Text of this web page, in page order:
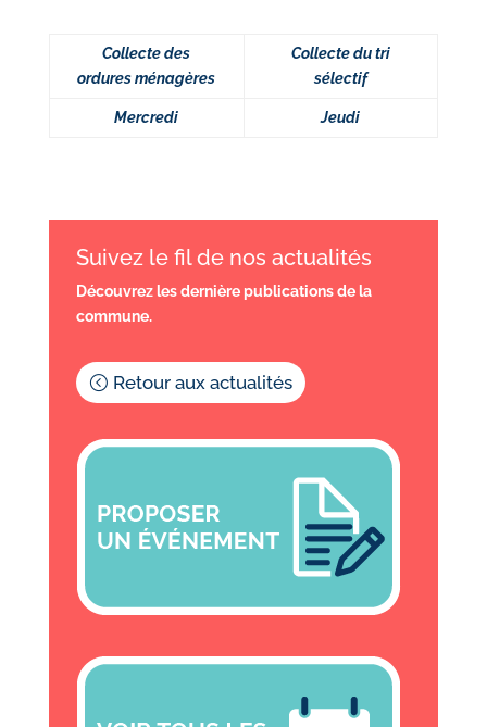
Collecte des
ordures ménagères
Collecte du tri
sélectif
Mercredi Jeudi
Suivez le fil de nos actualités
Découvrez les dernière publications de la
commune.
Retour aux actualités